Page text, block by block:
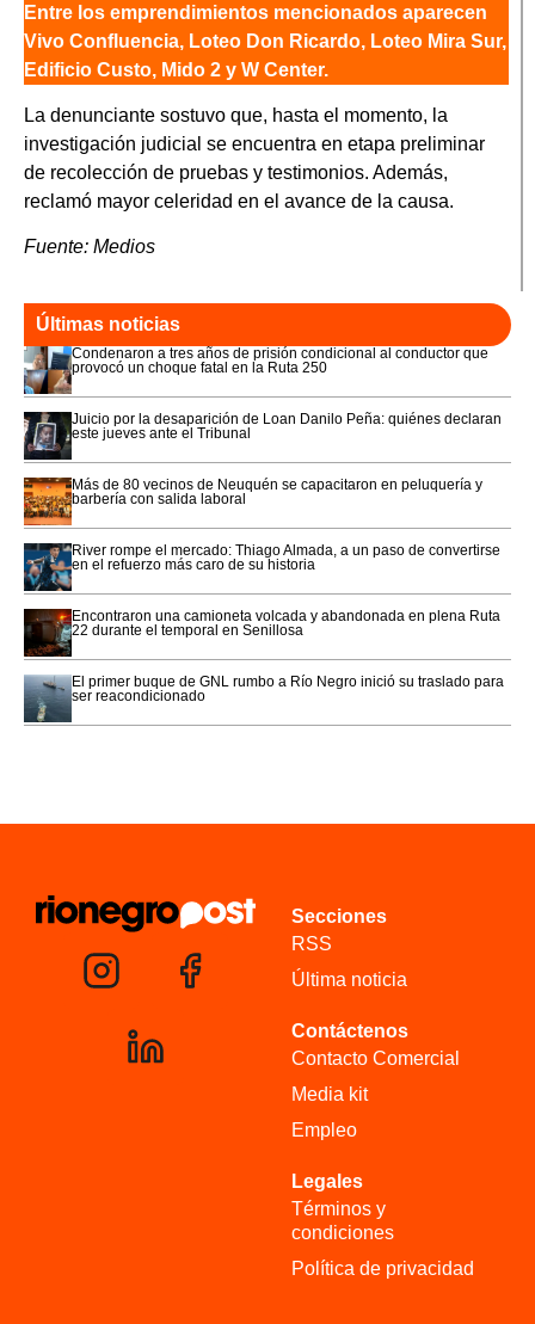
Entre los emprendimientos mencionados aparecen
Vivo Confluencia, Loteo Don Ricardo, Loteo Mira Sur,
Edificio Custo, Mido 2 y W Center.
La denunciante sostuvo que, hasta el momento, la
investigación judicial se encuentra en etapa preliminar
de recolección de pruebas y testimonios. Además,
reclamó mayor celeridad en el avance de la causa.
Fuente: Medios
Últimas noticias
Condenaron a tres años de prisión condicional al conductor que
provocó un choque fatal en la Ruta 250
Juicio por la desaparición de Loan Danilo Peña: quiénes declaran
este jueves ante el Tribunal
Más de 80 vecinos de Neuquén se capacitaron en peluquería y
barbería con salida laboral
River rompe el mercado: Thiago Almada, a un paso de convertirse
en el refuerzo más caro de su historia
Encontraron una camioneta volcada y abandonada en plena Ruta
22 durante el temporal en Senillosa
El primer buque de GNL rumbo a Río Negro inició su traslado para
ser reacondicionado
Secciones
RSS
Última noticia
Contáctenos
Contacto Comercial
Media kit
Empleo
Legales
Términos y
condiciones
Política de privacidad